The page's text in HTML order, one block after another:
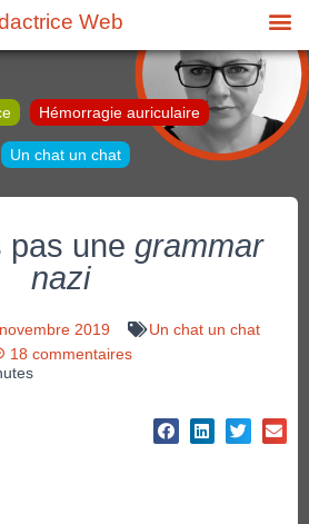
Web
Hémorragie auriculaire
Un chat un chat
pas une grammar
nazi
2019
Un chat un chat
18 commentaires